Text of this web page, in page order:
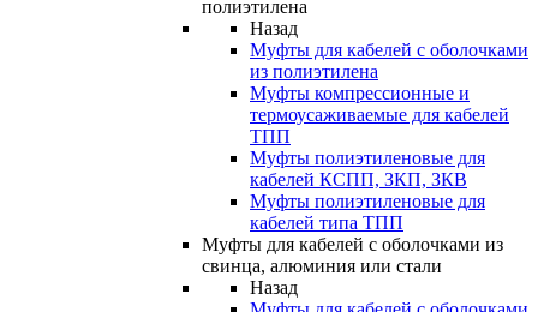
полиэтилена
Назад
Муфты для кабелей с оболочками
из полиэтилена
Муфты компрессионные и
термоусаживаемые для кабелей
ТПП
Муфты полиэтиленовые для
кабелей КСПП, ЗКП, ЗКВ
Муфты полиэтиленовые для
кабелей типа ТПП
Муфты для кабелей с оболочками из
свинца, алюминия или стали
Назад